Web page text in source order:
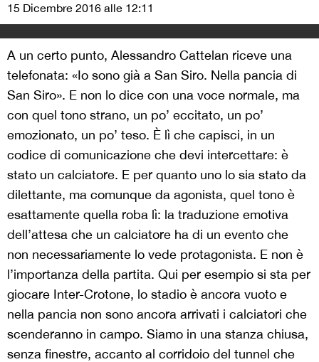
15 Dicembre 2016 alle 12:11
A un certo punto, Alessandro Cattelan riceve una
telefonata: «Io sono già a San Siro. Nella pancia di
San Siro». E non lo dice con una voce normale, ma
con quel tono strano, un po’ eccitato, un po’
emozionato, un po’ teso. È lì che capisci, in un
codice di comunicazione che devi intercettare: è
stato un calciatore. E per quanto uno lo sia stato da
dilettante, ma comunque da agonista, quel tono è
esattamente quella roba lì: la traduzione emotiva
dell’attesa che un calciatore ha di un evento che
non necessariamente lo vede protagonista. E non è
l’importanza della partita. Qui per esempio si sta per
giocare Inter-Crotone, lo stadio è ancora vuoto e
nella pancia non sono ancora arrivati i calciatori che
scenderanno in campo. Siamo in una stanza chiusa,
senza finestre, accanto al corridoio del tunnel che